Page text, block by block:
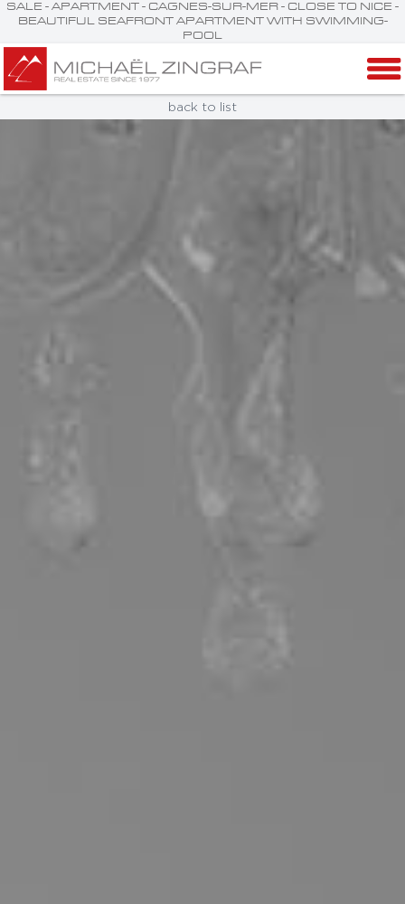
SALE - APARTMENT - CAGNES-SUR-MER - CLOSE TO NICE -
BEAUTIFUL SEAFRONT APARTMENT WITH SWIMMING-
POOL
back to list